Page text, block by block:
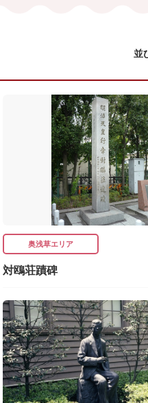
並
奥浅草エリア
対鴎荘蹟碑